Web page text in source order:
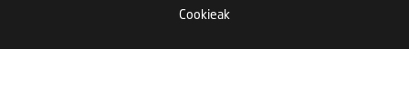
Cookieak